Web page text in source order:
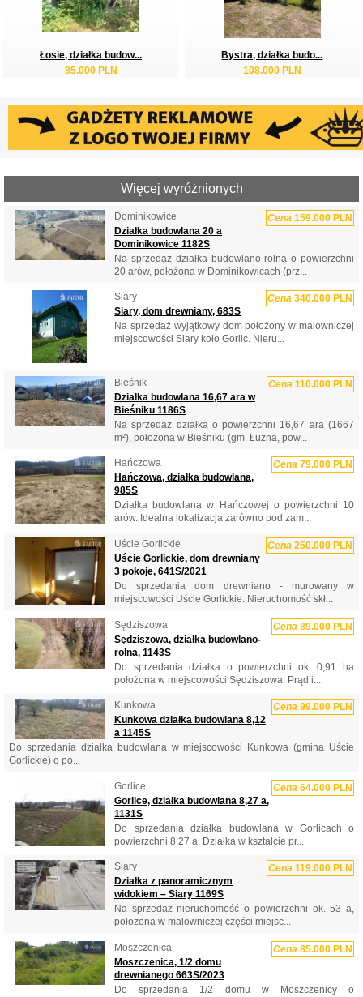
Łosie, działka budow...
85.000 PLN
Bystra, działka budo...
108.000 PLN
Więcej wyróżnionych
Dominikowice Cena 159.000 PLN
Działka budowlana 20 a
Dominikowice 1182S
Na sprzedaż działka budowlano-rolna o powierzchni
20 arów, położona w Dominikowicach (prz...
Siary Cena 340.000 PLN
Siary, dom drewniany, 683S
Na sprzedaż wyjątkowy dom położony w malowniczej
miejscowości Siary koło Gorlic. Nieru...
Bieśnik Cena 110.000 PLN
Działka budowlana 16,67 ara w
Bieśniku 1186S
Na sprzedaż działka o powierzchni 16,67 ara (1667
m²), położona w Bieśniku (gm. Łużna, pow...
Hańczowa Cena 79.000 PLN
Hańczowa, działka budowlana,
985S
Działka budowlana w Hańczowej o powierzchni 10
arów. Idealna lokalizacja zarówno pod zam...
Uście Gorlickie Cena 250.000 PLN
Uście Gorlickie, dom drewniany
3 pokoje, 641S/2021
Do sprzedania dom drewniano - murowany w
miejscowości Uście Gorlickie. Nieruchomość skł...
Sędziszowa Cena 89.000 PLN
Sędziszowa, działka budowlano-
rolna, 1143S
Do sprzedania działka o powierzchni ok. 0,91 ha
położona w miejscowości Sędziszowa. Prąd i...
Kunkowa Cena 99.000 PLN
Kunkowa działka budowlana 8,12
a 1145S
Do sprzedania działka budowlana w miejscowości Kunkowa (gmina Uście
Gorlickie) o po...
Gorlice Cena 64.000 PLN
Gorlice, działka budowlana 8,27 a,
1131S
Do sprzedania działka budowlana w Gorlicach o
powierzchni 8,27 a. Działka w kształcie pr...
Siary Cena 119.000 PLN
Działka z panoramicznym
widokiem – Siary 1169S
Na sprzedaż nieruchomość o powierzchni ok. 53 a,
położona w malowniczej części miejsc...
Moszczenica Cena 85.000 PLN
Moszczenica, 1/2 domu
drewnianego 663S/2023
Do sprzedania 1/2 domu w Moszczenicy o